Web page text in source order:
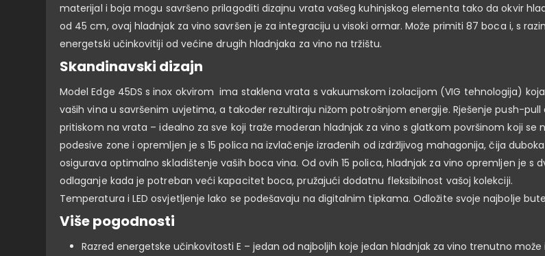
materijal i boja mogu savršeno prilagoditi dizajnu vrata vašeg kuhinjskog elementa tako da okvir
od 45 cm, ovaj hladnjak za vino savršen je za integraciju u visoki ormar. Može primiti 87 boca i, s
energetski učinkovitiji od većine drugih hladnjaka za vino na tržištu.
Skandinavski dizajn
Model Edge 45DS s inox okvirom ima staklena vrata s vakuumskom izolacijom (VIG tehnologija)
vaših vina u savršenim uvjetima, a također rezultiraju nižom potrošnjom energije. Rješenje push-
pritiskom na vrata – idealno za sve koji traže moderan hladnjak za vino s glatkom površinom koji
podesive zone i opremljen je s 15 polica na izvlačenje izrađenih od izdržljivog mahagonija, čija
osigurava optimalno skladištenje vaših boca vina. Od ovih 15 polica, hladnjak za vino opremljen je
odlaganje kada je potreban veći kapacitet boca, pružajući dodatnu fleksibilnost vašoj kolekciji.
Temperatura i LED osvjetljenje lako se podešavaju na digitalnim tipkama. Odložite svoje najbolje
Više pogodnosti
Razred energetske učinkovitosti E – jedan od najboljih koje jedan hladnjak za vino trenutno